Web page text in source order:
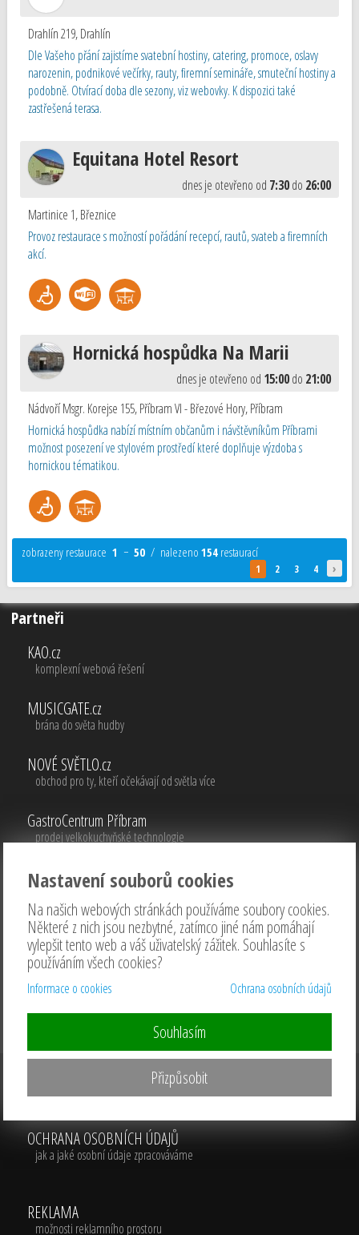
Drahlín 219,Drahlín
Dle Vašeho přání zajistíme svatební hostiny, catering, promoce, oslavy
narozenin, podnikové večírky, rauty, firemní semináře, smuteční hostiny a
podobně. Otvírací doba dle sezony, viz webovky. K dispozici také
zastřešená terasa.
Equitana Hotel Resort
dnes je otevřeno od 7:30do 26:00
Martinice 1,Březnice
Provoz restaurace s možností pořádání recepcí, rautů, svateb a firemních
akcí.
Hornická hospůdka Na Marii
dnes je otevřeno od 15:00do 21:00
Nádvoří Msgr. Korejse 155, Příbram VI - Březové Hory,Příbram
Hornická hospůdka nabízí místním občanům i návštěvníkům Příbrami
možnost posezení ve stylovém prostředí které doplňuje výzdoba s
hornickou tématikou.
zobrazeny restaurace 1 − 50/ nalezeno 154restaurací
1 2 3 4 ›
Partneři
KAO.cz
komplexní webová řešení
MUSICGATE.cz
brána do světa hudby
NOVÉ SVĚTLO.cz
obchod pro ty, kteří očekávají od světla více
GastroCentrum Příbram
prodej velkokuchyňské technologie
(využívání služeb portálu KDNO.cz)
OCHRANA OSOBNÍCH ÚDAJŮ
jak a jaké osobní údaje zpracováváme
REKLAMA
možnosti reklamního prostoru
Nastavení souborů cookies
Na našich webových stránkách používáme soubory cookies.
Některé z nich jsou nezbytné, zatímco jiné nám pomáhají
vylepšit tento web a váš uživatelský zážitek. Souhlasíte s
používáním všech cookies?
Informace o cookies Ochrana osobních údajů
Souhlasím
Přizpůsobit